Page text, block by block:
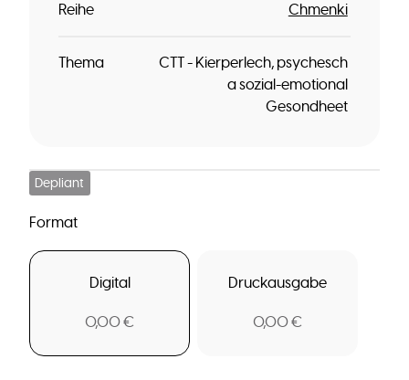
Reihe Chmenki
Thema
CTT - Kierperlech, psychesch
a sozial-emotional
Gesondheet
Depliant
Format
Digital
0,00 €
Druckausgabe
0,00 €